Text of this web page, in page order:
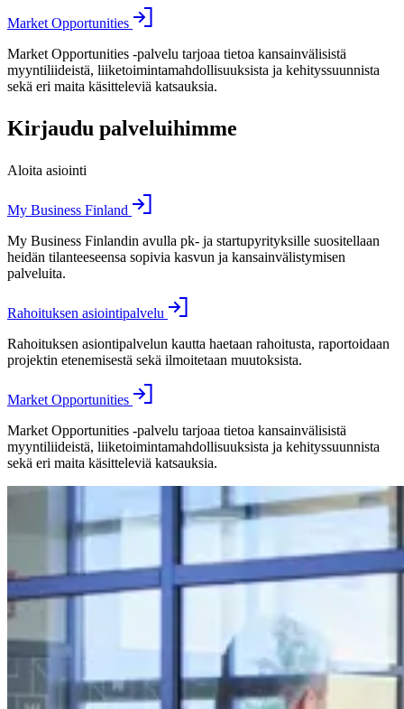
Market Opportunities
Market Opportunities -palvelu tarjoaa tietoa kansainvälisistä
myyntiliideistä, liiketoimintamahdollisuuksista ja kehityssuunnista
sekä eri maita käsitteleviä katsauksia.
Kirjaudu palveluihimme
Aloita asiointi
My Business Finland
My Business Finlandin avulla pk- ja startupyrityksille suositellaan
heidän tilanteeseensa sopivia kasvun ja kansainvälistymisen
palveluita.
Rahoituksen asiointipalvelu
Rahoituksen asiontipalvelun kautta haetaan rahoitusta, raportoidaan
projektin etenemisestä sekä ilmoitetaan muutoksista.
Market Opportunities
Market Opportunities -palvelu tarjoaa tietoa kansainvälisistä
myyntiliideistä, liiketoimintamahdollisuuksista ja kehityssuunnista
sekä eri maita käsitteleviä katsauksia.